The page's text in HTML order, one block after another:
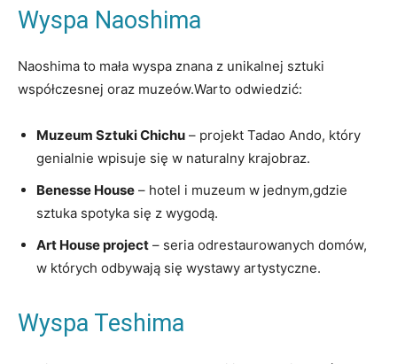
Wyspa Naoshima
Naoshima to mała wyspa znana z unikalnej sztuki
współczesnej oraz muzeów.Warto odwiedzić:
Muzeum Sztuki Chichu – projekt Tadao Ando, który
genialnie wpisuje się w naturalny krajobraz.
Benesse House – hotel i muzeum w jednym,gdzie
sztuka spotyka się z wygodą.
Art House project – seria odrestaurowanych domów,
w których odbywają się wystawy artystyczne.
Wyspa Teshima